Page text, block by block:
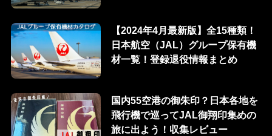
【2024年4月最新版】全15種類！
日本航空（JAL）グループ保有機
材一覧！登録退役情報まとめ
国内55空港の御朱印？日本各地を
飛行機で巡ってJAL御翔印集めの
旅に出よう！収集レビュー